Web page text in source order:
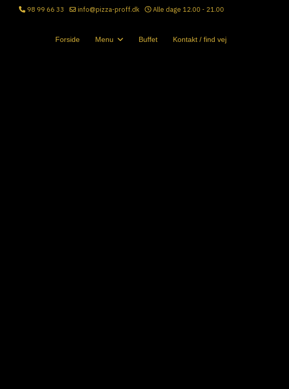
98 99 66 33 info@pizza-proff.dk Alle dage 12.00 - 21.00
Forside Menu Buffet Kontakt / find vej